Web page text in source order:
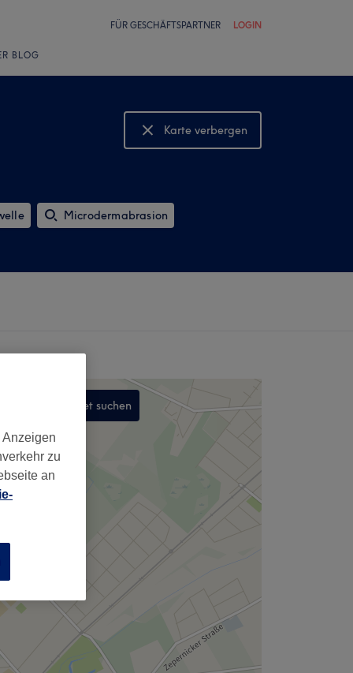
FÜR GESCHÄFTSPARTNER LOGIN
BLOG
Karte verbergen
Karte anzeigen
Microdermabrasion
In diesem Gebiet suchen
zu
an